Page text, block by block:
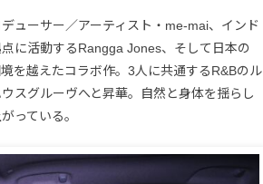
ューサー／アーティスト・me-mai、インド
に活動するRangga Jones、そして日本の
を越えたコラボ作。3人に共通するR&Bのル
スグルーヴへと昇華。自然と身体を揺らし
っている。